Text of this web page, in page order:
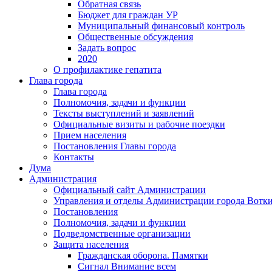
Обратная связь
Бюджет для граждан УР
Муниципальный финансовый контроль
Общественные обсуждения
Задать вопрос
2020
О профилактике гепатита
Глава города
Глава города
Полномочия, задачи и функции
Тексты выступлений и заявлений
Официальные визиты и рабочие поездки
Прием населения
Постановления Главы города
Контакты
Дума
Администрация
Официальный сайт Администрации
Управления и отделы Администрации города
Постановления
Полномочия, задачи и функции
Подведомственные организации
Защита населения
Гражданская оборона. Памятки
Сигнал Внимание всем